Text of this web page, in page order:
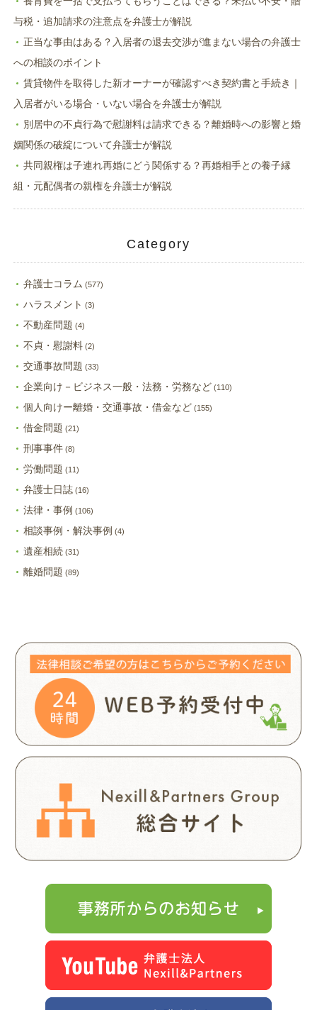
与税・追加請求の注意点を弁護士が解説
正当な事由はある？入居者の退去交渉が進まない場合の弁護士
への相談のポイント
賃貸物件を取得した新オーナーが確認すべき契約書と手続き｜
入居者がいる場合・いない場合を弁護士が解説
別居中の不貞行為で慰謝料は請求できる？離婚時への影響と婚
姻関係の破綻について弁護士が解説
共同親権は子連れ再婚にどう関係する？再婚相手との養子縁
組・元配偶者の親権を弁護士が解説
Category
弁護士コラム (577)
ハラスメント (3)
不動産問題 (4)
不貞・慰謝料(2)
交通事故問題 (33)
企業向け－ビジネス一般・法務・労務など(110)
個人向けー離婚・交通事故・借金など(155)
借金問題 (21)
刑事事件(8)
労働問題 (11)
弁護士日誌(16)
法律・事例 (106)
相談事例・解決事例 (4)
遺産相続(31)
離婚問題 (89)